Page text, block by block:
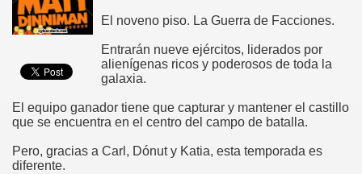
El noveno piso. La Guerra de Facciones.
Entrarán nueve ejércitos, liderados por
alienígenas ricos y poderosos de toda la
galaxia.
El equipo ganador tiene que capturar y mantener el castillo
que se encuentra en el centro del campo de batalla.
Pero, gracias a Carl, Dónut y Katia, esta temporada es
diferente.